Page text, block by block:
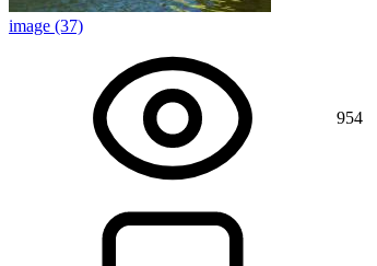
image (37)
954